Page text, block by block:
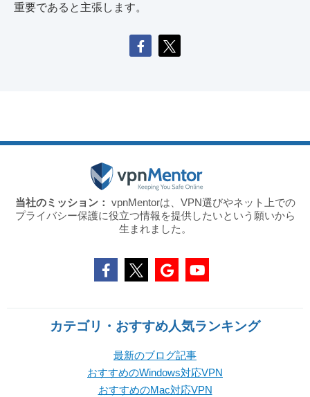
重要であると主張します。
当社のミッション： vpnMentorは、VPN選びやネット上での
プライバシー保護に役立つ情報を提供したいという願いから
生まれました。
カテゴリ・おすすめ人気ランキング
最新のブログ記事
おすすめのWindows対応VPN
おすすめのMac対応VPN